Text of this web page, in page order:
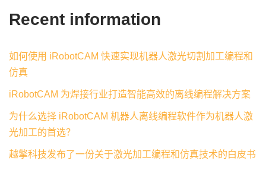
Recent information
如何使用 iRobotCAM 快速实现机器人激光切割加工编程和
仿真
iRobotCAM 为焊接行业打造智能高效的离线编程解决方案
为什么选择 iRobotCAM 机器人离线编程软件作为机器人激
光加工的首选？
越擎科技发布了一份关于激光加工编程和仿真技术的白皮书